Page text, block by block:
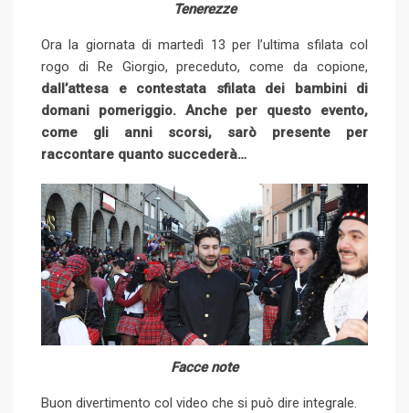
Tenerezze
Ora la giornata di martedì 13 per l’ultima sfilata col
rogo di Re Giorgio, preceduto, come da copione,
dall’attesa e contestata sfilata dei bambini di
domani pomeriggio. Anche per questo evento,
come gli anni scorsi, sarò presente per
raccontare quanto succederà…
Facce note
Buon divertimento col video che si può dire integrale.